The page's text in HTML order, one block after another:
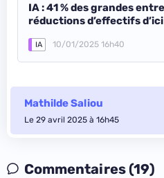
IA : 41 % des grandes
réductions d’effectifs
IA 10/01/2025 16h40
Mathilde Saliou
Le 29 avril 2025 à 16h45
Commentaires (19)